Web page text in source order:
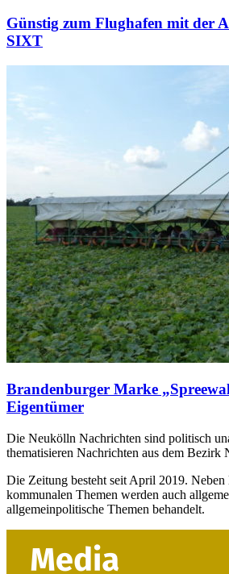
Günstig zum Flughafen mit der
SIXT
Brandenburger Marke
Eigentümer
Die Neukölln Nachrichten sind politisch
thematisieren Nachrichten aus dem Bezirk
Die Zeitung besteht seit April 2019. Neben
kommunalen Themen werden auch
allgemeinpolitische Themen behandelt.